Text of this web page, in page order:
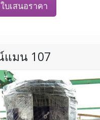
บเสนอราคา
แมน 107